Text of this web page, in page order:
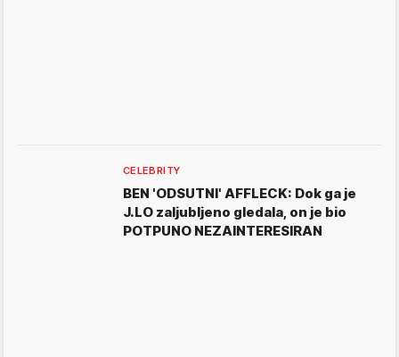
CELEBRITY
BEN 'ODSUTNI' AFFLECK: Dok ga je
J.LO zaljubljeno gledala, on je bio
POTPUNO NEZAINTERESIRAN